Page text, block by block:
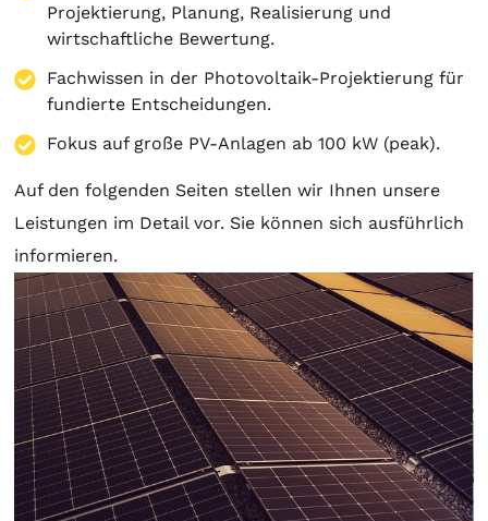
Projektierung, Planung, Realisierung und
wirtschaftliche Bewertung.
Fachwissen in der Photovoltaik-Projektierung für
fundierte Entscheidungen.
Fokus auf große PV-Anlagen ab 100 kW (peak).
Auf den folgenden Seiten stellen wir Ihnen unsere
Leistungen im Detail vor. Sie können sich ausführlich
informieren.